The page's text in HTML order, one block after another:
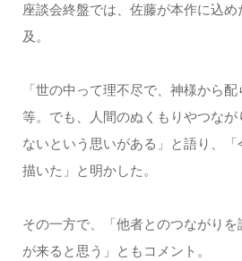
座談会終盤では、佐藤が本作に込
及。
「世の中って理不尽で、神様から
等。でも、人間のぬくもりやつなが
ないという思いがある」と語り、
描いた」と明かした。
その一方で、「他者とのつながり
が来ると思う」ともコメント。